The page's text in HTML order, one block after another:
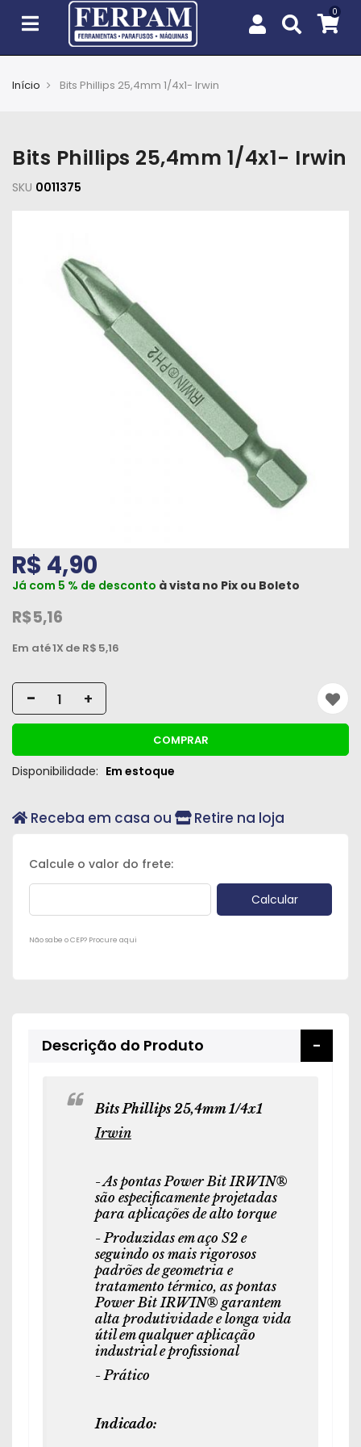
e
Jardim
Cobertura
Ferramentas
Materiais
Hidráulicos
e
Pneumáticos
e
Químicos
e
Acessórios
Oficina
Início Bits Phillips 25,4mm 1/4x1- Irwin
Bits Phillips 25,4mm 1/4x1- Irwin
SKU 0011375
R$ 4,90
Já com 5 % de desconto à vista no Pix ou Boleto
R$5,16
Em até1X de R$ 5,16
- +
COMPRAR
Disponibilidade: Em estoque
Receba em casa ou Retire na loja
Não sabe o CEP? Procure aqui
Descrição do Produto
Bits Phillips 25,4mm 1/4x1
Irwin
- As pontas Power Bit IRWIN®
são especificamente projetadas
para aplicações de alto torque
- Produzidas em aço S2 e
seguindo os mais rigorosos
padrões de geometria e
tratamento térmico, as pontas
Power Bit IRWIN® garantem
alta produtividade e longa vida
útil em qualquer aplicação
industrial e profissional
- Prático
Indicado: